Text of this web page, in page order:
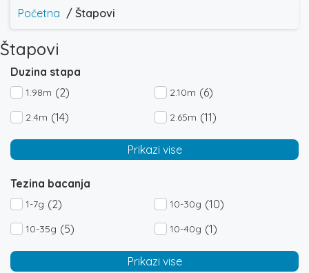
Početna / Štapovi
Štapovi
Duzina stapa
1.98m (2) 2.10m (6)
2.4m (14) 2.65m (11)
2.7m (18) 2.90m (5)
3.6m (27)
6.0m
Prikazi vise
Tezina bacanja
1-7g (2) 10-30g (10)
10-35g (5) 10-40g (1)
10-60g (1) 100-300g (1)
Prikazi vise